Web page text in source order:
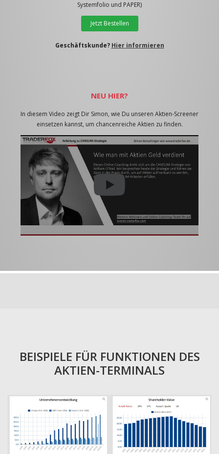
Systemfolio und PAPER)
Jetzt Bestellen
Geschäftskunde? Hier informieren
NEU HIER?
In diesem Video zeigt Dir Simon, wie Du unseren Aktien-Screener
einsetzen kannst, um chancenreiche Aktien zu finden.
BEISPIELE FÜR FUNKTIONEN DES
AKTIEN-TERMINALS